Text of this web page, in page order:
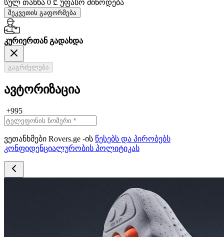
სულ თანხა 0 ₾ უფასო მიწოდება
შეკვეთის გაფორმება
კურიერთან გადახდა
გაგრძელება
ავტორიზაცია
+995
ვეთანხმები Rovers.ge -ის წესებს და პირობებს
კონფიდენციალურობის პოლიტიკას